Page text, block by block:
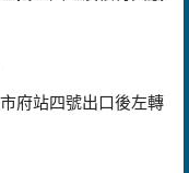
府站四號出口後左轉